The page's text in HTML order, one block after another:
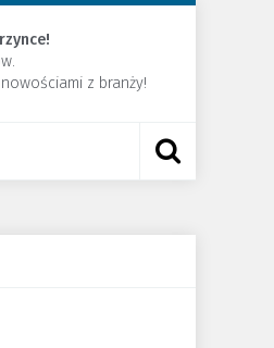
z branży!